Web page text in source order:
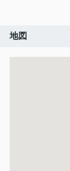
地図